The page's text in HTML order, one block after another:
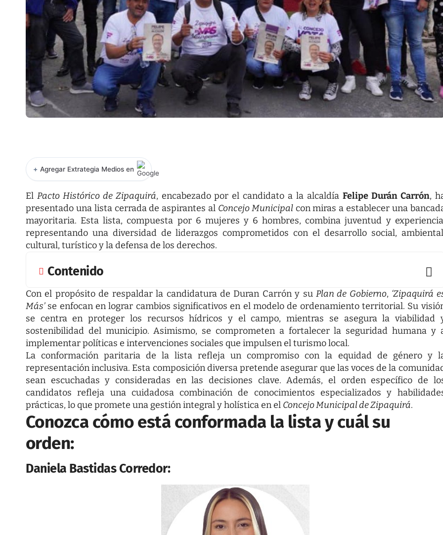
+ Agregar Extrategia Medios en
El Pacto Histórico de Zipaquirá, encabezado por el candidato a la alcaldía Felipe Durán Carrón,
presentado una lista cerrada de aspirantes al Concejo Municipalcon miras a establecer una
mayoritaria. Esta lista, compuesta por 6 mujeres y 6 hombres, combina juventud y
representando una diversidad de liderazgos comprometidos con el desarrollo social,
cultural, turístico y la defensa de los derechos.
Contenido
Con el propósito de respaldar la candidatura de Duran Carrón y suPlan de Gobierno, ‘Zipaquirá
Más’se enfocan en lograr cambios significativos en el modelo de ordenamiento territorial. Su
se centra en proteger los recursos hídricos y el campo, mientras se asegura la viabilidad
sostenibilidad del municipio. Asimismo, se comprometen a fortalecer la seguridad humana y
implementar políticas e intervenciones sociales que impulsen el turismo local.
La conformación paritaria de la lista refleja un compromiso con la equidad de género y
representación inclusiva. Esta composición diversa pretende asegurar que las voces de la
sean escuchadas y consideradas en las decisiones clave. Además, el orden específico de
candidatos refleja una cuidadosa combinación de conocimientos especializados y
prácticas, lo que promete una gestión integral y holística en el Concejo Municipal de Zipaquirá.
Conozca cómo está conformada la lista y cuál su
orden:
Daniela Bastidas Corredor: